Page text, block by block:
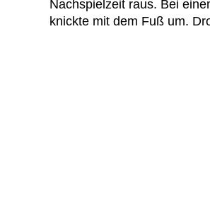
Nachspielzeit raus. Bei
knickte mit dem Fuß um.